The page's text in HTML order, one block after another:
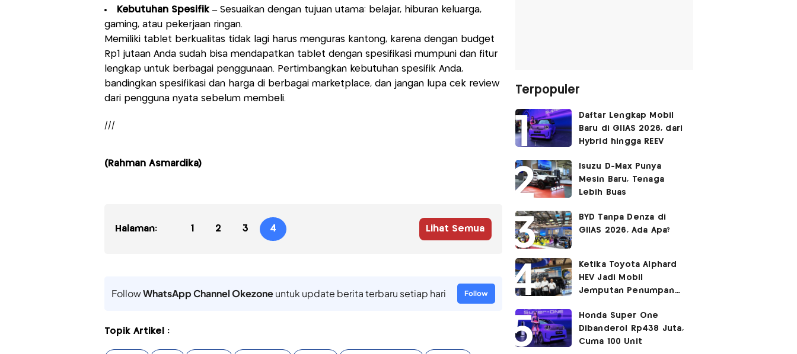
Kebutuhan Spesifik– Sesuaikan dengan tujuan utama: belajar, hiburan keluarga,
gaming, atau pekerjaan ringan.
Memiliki tablet berkualitas tidak lagi harus menguras kantong, karena dengan budget
Rp1 jutaan Anda sudah bisa mendapatkan tablet dengan spesifikasi mumpuni dan fitur
lengkap untuk berbagai penggunaan. Pertimbangkan kebutuhan spesifik Anda,
bandingkan spesifikasi dan harga di berbagai marketplace, dan jangan lupa cek review
dari pengguna nyata sebelum membeli.
///
(Rahman Asmardika)
Halaman: 1 2 3 4 Lihat Semua
FollowWhatsApp Channel Okezoneuntuk update berita terbaru setiap hari Follow
Topik Artikel :
Terpopuler
Daftar Lengkap Mobil
Baru di GIIAS 2026, dari
Hybrid hingga REEV
Isuzu D-Max Punya
Mesin Baru, Tenaga
Lebih Buas
BYD Tanpa Denza di
GIIAS 2026, Ada Apa?
Ketika Toyota Alphard
HEV Jadi Mobil
Jemputan Penumpang
Honda Super One
Dibanderol Rp438 Juta,
Cuma 100 Unit